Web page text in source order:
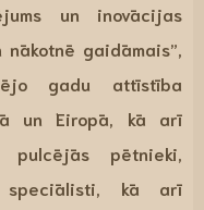
un inovācijas
gaidāmais”,
gadu attīstība
un Eiropā, kā arī
pulcējās pētnieki,
speciālisti, kā arī